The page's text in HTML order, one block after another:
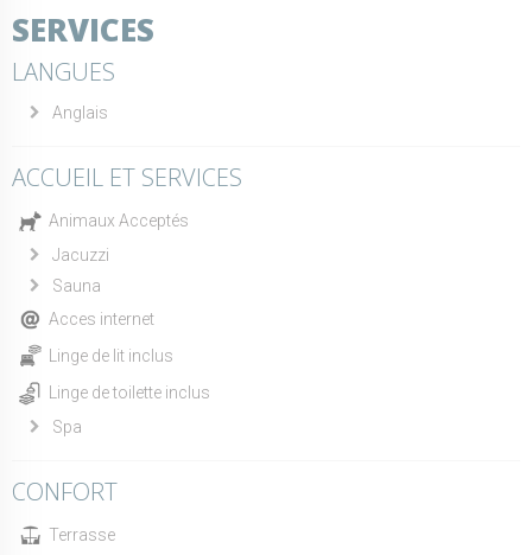
SERVICES
LANGUES
Anglais
ACCUEIL ET SERVICES
Animaux Acceptés
Jacuzzi
Sauna
Acces internet
Linge de lit inclus
Linge de toilette inclus
Spa
CONFORT
Terrasse